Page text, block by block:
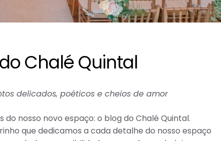
Chalé Quintal
delicados, poéticos e cheios de amor
nosso novo espaço: o blog do Chalé Quintal.
que dedicamos a cada detalhe do nosso espaço